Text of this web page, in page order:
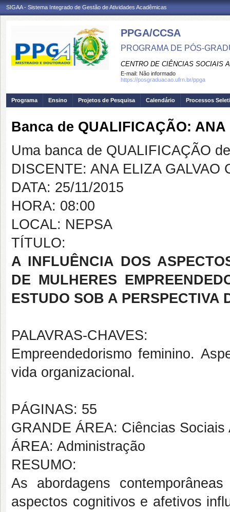
SIGAA - Sistema Integrado de Gestão de Atividades Acadêmicas
PPGA/CCSA
PROGRAMA DE PÓS-
CENTRO DE CIÊNCIAS SOCIAIS
E-mail: Não informado
https://posgraduacao.ufrn.br/ppga
Programa Ensino Projetos de Pesquisa Calendário Processos
Banca de QUALIFICAÇÃO: ANA
Uma banca de QUALIFICAÇÃO
DISCENTE: ANA ELIZA GALVAO
DATA: 25/11/2015
HORA: 08:00
LOCAL: NEPSA
TÍTULO:
A INFLUÊNCIA DOS
DE MULHERES
ESTUDO SOB A
PALAVRAS-CHAVES:
Empreendedorismo feminino.
vida organizacional.
PÁGINAS: 55
GRANDE ÁREA: Ciências Sociais
ÁREA: Administração
RESUMO:
As abordagens
aspectos cognitivos e afetivos